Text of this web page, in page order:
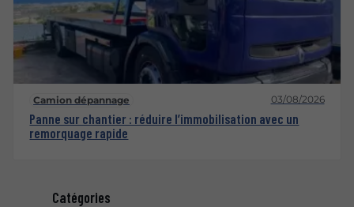
Catégories
Camion dépannage 03/08/2026
Panne sur chantier : réduire l’immobilisation avec un
remorquage rapide